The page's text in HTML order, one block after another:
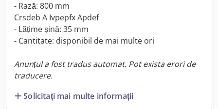
- Rază: 800 mm
Crsdeb A Ivpepfx Apdef
- Lățime șină: 35 mm
- Cantitate: disponibil de mai multe ori
Anunțul a fost tradus automat. Pot exista erori de
traducere.
Solicitați mai multe informații